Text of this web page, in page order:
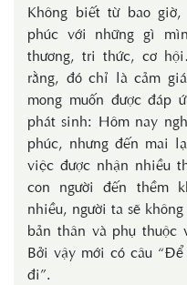
Không biết từ bao
phúc với những gì
thương, tri thức, cơ
rằng, đó chỉ là cảm
mong muốn được đáp
phát sinh: Hôm nay
phúc, nhưng đến mai
việc được nhận nhiều
con người đến thềm
nhiều, người ta sẽ
bản thân và phụ thuộc
Bởi vậy mới có câu
đi”.